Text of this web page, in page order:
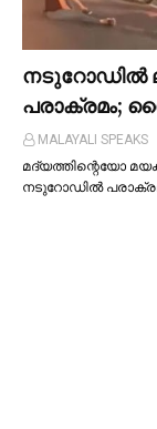
നടുറോഡില്‍
പരാക്രമം;
MALAYALI SPEAKS
മദ്യത്തിന്റെയോ
നടുറോഡില്‍